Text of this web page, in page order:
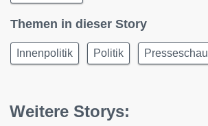
Themen in dieser Story
Innenpolitik Politik Presseschau
Weitere Storys: